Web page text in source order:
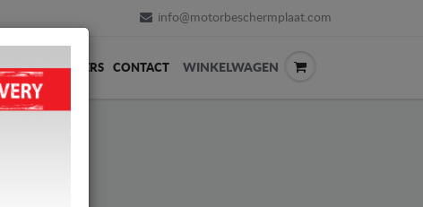
info@motorbeschermplaat.com
CONTACT WINKELWAGEN